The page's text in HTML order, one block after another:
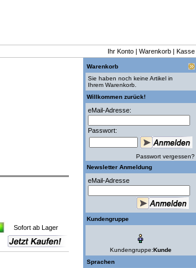
Ihr Konto | Warenkorb | Kasse
Sofort ab Lager
Warenkorb
Sie haben noch keine Artikel in
Ihrem Warenkorb.
Willkommen zurück!
eMail-Adresse:
Passwort:
Passwort vergessen?
Newsletter Anmeldung
eMail-Adresse
Kundengruppe
Kundengruppe:Kunde
Sprachen